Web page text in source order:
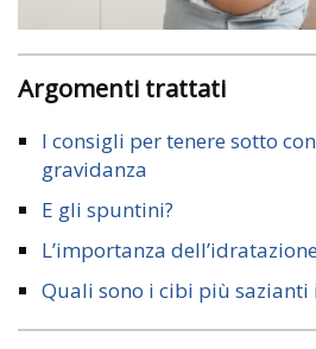
Argomenti trattati
I consigli per tenere sotto
gravidanza
E gli spuntini?
L’importanza
Quali sono i cibi più sazianti